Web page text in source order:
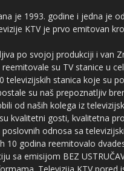
je 1993. godine i jedna je
KTV je prvo emitovan
po svojoj produkciji i van
su TV stanice u
televizijskih stanica koje su
su naš prepoznatljiv
od naših kolega iz
kvalitetni gosti, kvalitetna
odnosa sa
10 godina reemitovalo
sa emisijom BEZ
Televizija KTV